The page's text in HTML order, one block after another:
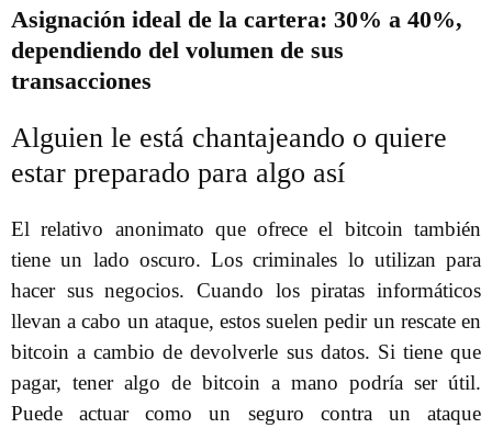
Asignación ideal de la cartera: 30% a 40%,
dependiendo del volumen de sus
transacciones
Alguien le está chantajeando o quiere
estar preparado para algo así
El relativo anonimato que ofrece el bitcoin también
tiene un lado oscuro. Los criminales lo utilizan para
hacer sus negocios. Cuando los piratas informáticos
llevan a cabo un ataque, estos suelen pedir un rescate en
bitcoin a cambio de devolverle sus datos. Si tiene que
pagar, tener algo de bitcoin a mano podría ser útil.
Puede actuar como un seguro contra un ataque